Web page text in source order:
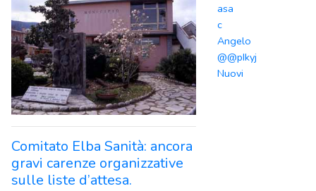
Comitato Elba Sanità: ancora
gravi carenze organizzative
sulle liste d’attesa.
asa
c
Angelo
@@pIkyj
Nuovi